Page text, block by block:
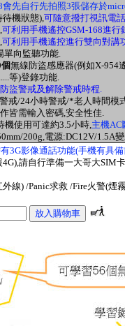
會先自行先拍照3張儲存於
機狀態),可隨意撥打視訊電
可利用手機遙控GSM-168進行
,可利用手機遙控進行雙向對講
單向監聽功能.
無線防盜感應器(例如X-954
等)登錄功能.
盜警戒及解除警戒時程.
戒/24小時警戒/*老人時間模
皆需輸入密碼,安全性佳.
機使用可達約3.5小時,主機AC
200g,電源:DC12V/1.5A
3G影像通話功能(手機有具
請自行準備一大哥大SIM
線) /Panic求救 /Fire火警(煙